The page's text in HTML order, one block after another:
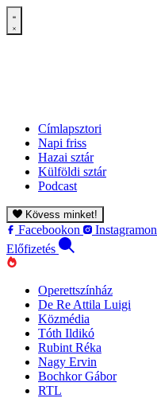
Címlapsztori
Napi friss
Hazai sztár
Külföldi sztár
Podcast
Kövess minket!
Facebookon Instagramon
Előfizetés
Operettszínház
De Re Attila Luigi
Közmédia
Tóth Ildikó
Rubint Réka
Nagy Ervin
Bochkor Gábor
RTL